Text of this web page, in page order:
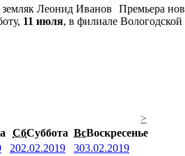
Премьера
11 июля, в филиале
>
СбСуббота ВсВоскресенье
202.02.2019 303.02.2019